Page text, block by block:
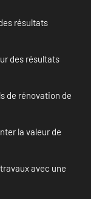
résultats
des résultats
de rénovation de
la valeur de
avec une